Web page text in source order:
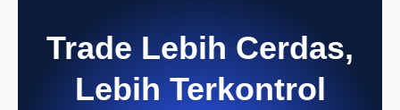
Trade Lebih Cerdas,
Lebih Terkontrol